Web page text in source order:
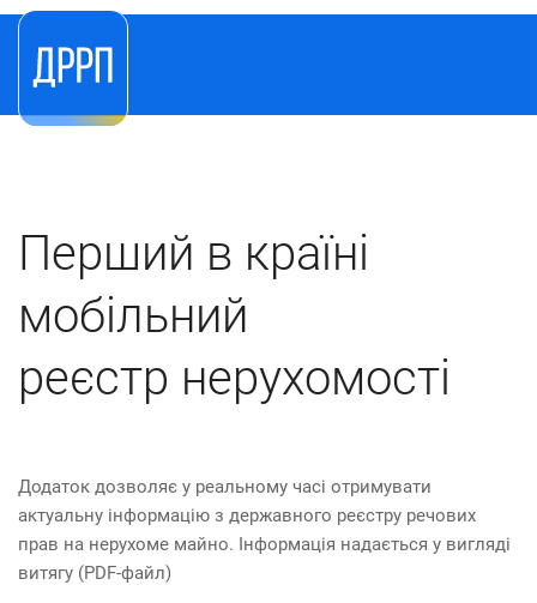
Перший в країні
мобільний
реєстр нерухомості
Додаток дозволяє у реальному часі отримувати
актуальну інформацію з державного реєстру речових
прав на нерухоме майно. Інформація надається у вигляді
витягу (PDF-файл)